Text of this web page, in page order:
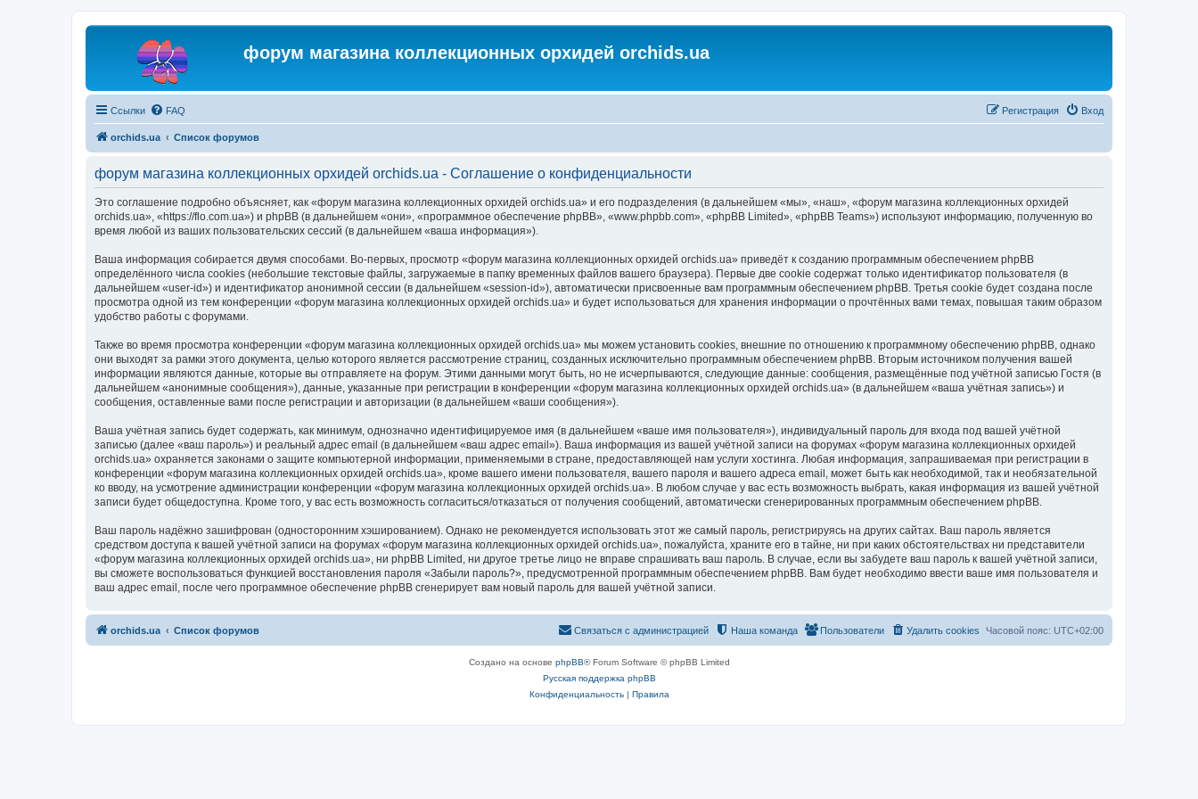
форум магазина коллекционных орхидей orchids.ua
Ссылки FAQ Вход
Регистрация
orchids.ua Список форумов
форум магазина коллекционных орхидей orchids.ua - Соглашение о конфиденциальности
Это соглашение подробно объясняет, как «форум магазина коллекционных орхидей orchids.ua» и его подразделения (в дальнейшем «мы», «наш», «форум магазина коллекционных орхидей
orchids.ua», «https://flo.com.ua») и phpBB (в дальнейшем «они», «программное обеспечение phpBB», «www.phpbb.com», «phpBB Limited», «phpBB Teams») используют информацию, полученную во
время любой из ваших пользовательских сессий (в дальнейшем «ваша информация»).
Ваша информация собирается двумя способами. Во-первых, просмотр «форум магазина коллекционных орхидей orchids.ua» приведёт к созданию программным обеспечением phpBB
определённого числа cookies (небольшие текстовые файлы, загружаемые в папку временных файлов вашего браузера). Первые две cookie содержат только идентификатор пользователя (в
дальнейшем «user-id») и идентификатор анонимной сессии (в дальнейшем «session-id»), автоматически присвоенные вам программным обеспечением phpBB. Третья cookie будет создана после
просмотра одной из тем конференции «форум магазина коллекционных орхидей orchids.ua» и будет использоваться для хранения информации о прочтённых вами темах, повышая таким образом
удобство работы с форумами.
Также во время просмотра конференции «форум магазина коллекционных орхидей orchids.ua» мы можем установить cookies, внешние по отношению к программному обеспечению phpBB, однако
они выходят за рамки этого документа, целью которого является рассмотрение страниц, созданных исключительно программным обеспечением phpBB. Вторым источником получения вашей
информации являются данные, которые вы отправляете на форум. Этими данными могут быть, но не исчерпываются, следующие данные: сообщения, размещённые под учётной записью Гостя (в
дальнейшем «анонимные сообщения»), данные, указанные при регистрации в конференции «форум магазина коллекционных орхидей orchids.ua» (в дальнейшем «ваша учётная запись») и
сообщения, оставленные вами после регистрации и авторизации (в дальнейшем «ваши сообщения»).
Ваша учётная запись будет содержать, как минимум, однозначно идентифицируемое имя (в дальнейшем «ваше имя пользователя»), индивидуальный пароль для входа под вашей учётной
записью (далее «ваш пароль») и реальный адрес email (в дальнейшем «ваш адрес email»). Ваша информация из вашей учётной записи на форумах «форум магазина коллекционных орхидей
orchids.ua» охраняется законами о защите компьютерной информации, применяемыми в стране, предоставляющей нам услуги хостинга. Любая информация, запрашиваемая при регистрации в
конференции «форум магазина коллекционных орхидей orchids.ua», кроме вашего имени пользователя, вашего пароля и вашего адреса email, может быть как необходимой, так и необязательной
ко вводу, на усмотрение администрации конференции «форум магазина коллекционных орхидей orchids.ua». В любом случае у вас есть возможность выбрать, какая информация из вашей учётной
записи будет общедоступна. Кроме того, у вас есть возможность согласиться/отказаться от получения сообщений, автоматически сгенерированных программным обеспечением phpBB.
Ваш пароль надёжно зашифрован (односторонним хэшированием). Однако не рекомендуется использовать этот же самый пароль, регистрируясь на других сайтах. Ваш пароль является
средством доступа к вашей учётной записи на форумах «форум магазина коллекционных орхидей orchids.ua», пожалуйста, храните его в тайне, ни при каких обстоятельствах ни представители
«форум магазина коллекционных орхидей orchids.ua», ни phpBB Limited, ни другое третье лицо не вправе спрашивать ваш пароль. В случае, если вы забудете ваш пароль к вашей учётной записи,
вы сможете воспользоваться функцией восстановления пароля «Забыли пароль?», предусмотренной программным обеспечением phpBB. Вам будет необходимо ввести ваше имя пользователя и
ваш адрес email, после чего программное обеспечение phpBB сгенерирует вам новый пароль для вашей учётной записи.
orchids.ua Список форумов Часовой пояс: UTC+02:00
Удалить cookies
Пользователи
Наша команда
Связаться с администрацией
Создано на основе phpBB® Forum Software © phpBB Limited
Русская поддержка phpBB
Конфиденциальность| Правила